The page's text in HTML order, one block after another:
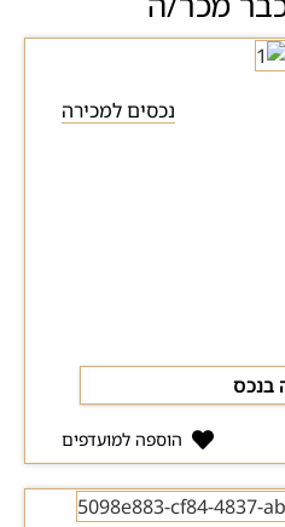
נכסים למכירה
בנכס
הוספה למועדפים